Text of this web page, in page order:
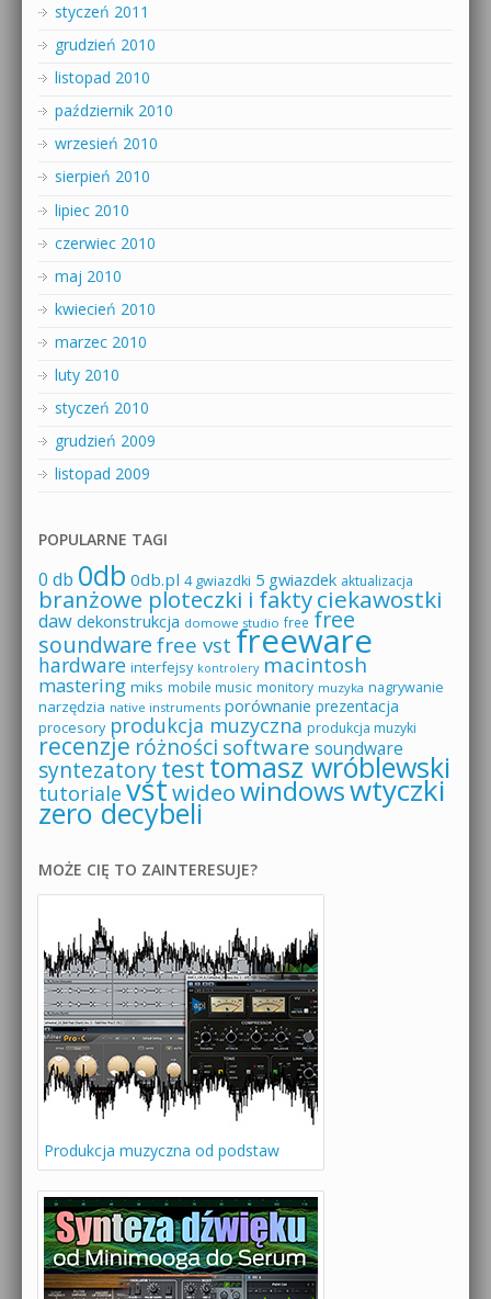
styczeń 2011
grudzień 2010
listopad 2010
październik 2010
wrzesień 2010
sierpień 2010
lipiec 2010
czerwiec 2010
maj 2010
kwiecień 2010
marzec 2010
luty 2010
styczeń 2010
grudzień 2009
listopad 2009
POPULARNE TAGI
0 db 0db 0db.pl 4 gwiazdki 5 gwiazdek aktualizacja
branżowe ploteczki i faktyciekawostki
daw dekonstrukcja domowe studio free free
soundware free vst freeware
hardware interfejsy kontrolery macintosh
mastering miks mobile music monitory muzyka nagrywanie
narzędzia native instruments porównanie prezentacja
procesory produkcja muzyczna produkcja muzyki
recenzje różności software soundware
syntezatorytesttomasz wróblewski
tutoriale vstwideowindowswtyczki
zero decybeli
MOŻE CIĘ TO ZAINTERESUJE?
Produkcja muzyczna od podstaw